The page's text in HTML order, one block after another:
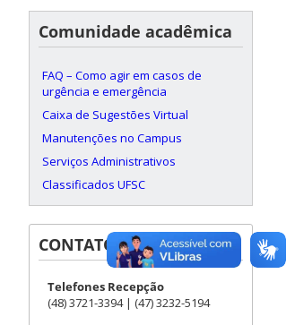
Comunidade acadêmica
FAQ – Como agir em casos de
urgência e emergência
Caixa de Sugestões Virtual
Manutenções no Campus
Serviços Administrativos
Classificados UFSC
CONTATOS
Telefones Recepção
(48) 3721-3394 | (47) 3232-5194